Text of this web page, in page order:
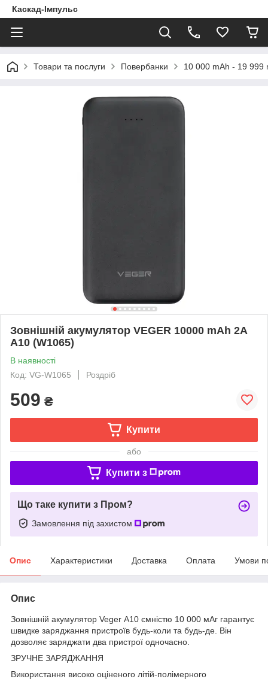
Каскад-Імпульс
Товари та послуги Повербанки 10 000 mAh - 19 999
Зовнішній акумулятор VEGER 10000 mAh 2A
A10 (W1065)
В наявності
Код: VG-W1065
Роздріб
509 ₴
Купити
або
Купити з
Що таке купити з Пром?
Замовлення під захистом
Опис Характеристики Доставка Оплата Умови
Опис
Зовнішній акумулятор Veger А10 ємністю 10 000 мАг гарантує
швидке заряджання пристроїв будь-коли та будь-де. Він
дозволяє заряджати два пристрої одночасно.
ЗРУЧНЕ ЗАРЯДЖАННЯ
Використання високо оціненого літій-полімерного